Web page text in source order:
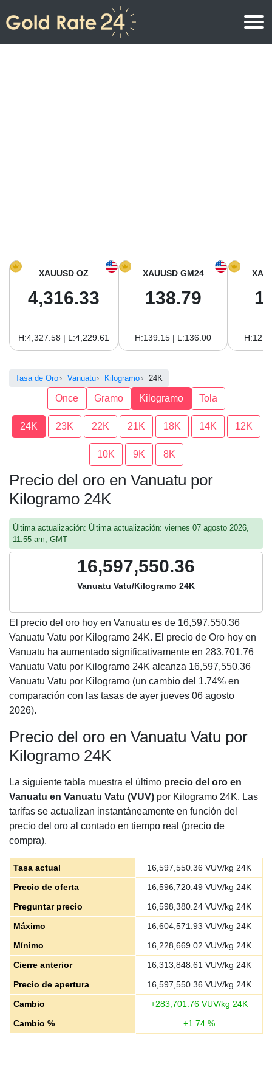
Precio del Oro hoy en América del sur
XAUUSD OZ
4,316.33
H:4,327.58 | L:4,229.61
XAUUSD GM24
138.79
H:139.15 | L:136.00
Tasa de Oro Vanuatu Kilogramo 24K
Once Gramo Kilogramo Tola
24K 23K 22K 21K 18K 14K 12K
10K 9K 8K
Precio del oro en Vanuatu por
Kilogramo 24K
Última actualización: Última actualización: viernes 07 agosto 2026,
11:55 am, GMT
16,597,550.36
Vanuatu Vatu/Kilogramo 24K
El precio del oro hoy en Vanuatu es de 16,597,550.36
Vanuatu Vatu por Kilogramo 24K. El precio de Oro hoy en
Vanuatu ha aumentado significativamente en 283,701.76
Vanuatu Vatu por Kilogramo 24K alcanza 16,597,550.36
Vanuatu Vatu por Kilogramo (un cambio del 1.74% en
comparación con las tasas de ayer jueves 06 agosto
2026).
Precio del oro en Vanuatu Vatu por
Kilogramo 24K
La siguiente tabla muestra el último precio del oro en
Vanuatu en Vanuatu Vatu (VUV) por Kilogramo 24K. Las
tarifas se actualizan instantáneamente en función del
precio del oro al contado en tiempo real (precio de
compra).
Tasa actual 16,597,550.36 VUV/kg 24K
Precio de oferta
16,596,720.49 VUV/kg 24K
Preguntar precio
16,598,380.24 VUV/kg 24K
Máximo
16,604,571.93 VUV/kg 24K
Mínimo
16,228,669.02 VUV/kg 24K
Cierre anterior
16,313,848.61 VUV/kg 24K
Precio de apertura
16,597,550.36 VUV/kg 24K
Cambio
+283,701.76 VUV/kg 24K
Cambio %
+1.74 %